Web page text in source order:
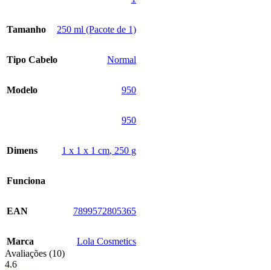
Tamanho ‎250 ml (Pacote de 1)
Tipo Cabelo ‎Normal
Modelo ‎950
‎950
Dimens ‎1 x 1 x 1 cm, 250 g
Funciona
EAN ‎7899572805365
Marca
‎Lola Cosmetics
Avaliações (10)
4.6